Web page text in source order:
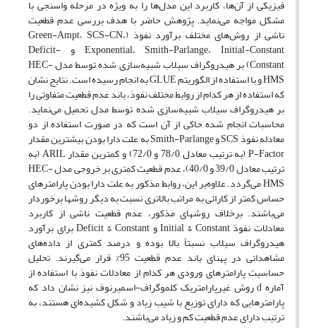
فیزیکی از آن‌ها، کاربرد این مدل‌ها را به ویژه در مرحله واسنجی با
مشکل مواجه می‌نماید. پژوهش حاضر با هدف بررسی عدم ‌قطعیت
ناشی از روش‌های مختلف برآورد نفوذ (Green-Ampt، SCS-CN،
Exponential، Smith-Parlange، Initial-Constant و Deficit-
Constant) بر هیدروگراف سیلاب شبیه‌سازی شده توسط مدل‌ HEC-
HMS و با استفاده از الگوریتم GLUE به انجام رسیده است. نتایج نشان
که استفاده از هر کدام از روابط مختلف نفوذ، باند عدم قطعیت متفاوتی را
بر هیدروگراف سیلاب شبیه‌سازی شده توسط مدل تحمیل می‌نماید.
محاسبات انجام شده حاکی از آن است که در صورت استفاده از دو
معادله نفوذ SCS و Smith-Parlange به علت دارا بودن بیشترین مقدار
P-Factor (به ترتیب معادل 78/0 و 72/0) و کمترین مقدار ARIL (به
ترتیب معادل 39/0 و 40/0)، عدم قطعیت کمتری بر خروجی مدل HEC-
HMS می‌گردد. علاوه‌بر این، روابط مذکور به علت دارا بودن پارامترهای
حساس کمتر از کارائی به مراتب بالاتری نسبت به دیگر روشها برخوردار
می‌باشند. برخلاف روشهای مذکور، عدم قطعیت ناشی از کاربرد
معادلات نفوذ Initial & Constant و Deficit & Constant برای برآورد
هیدروگراف سیلاب نسبتاً بالا بوده و درصد کمتری از داده‌های
مشاهداتی در پهنای باند عدم قطعیت 95% قرار می‌گیرند. تحلیل
حساسیت پارامترهای ورودی هر کدام از معادلات نفوذ با استفاده از
آماره d روش غیرپارامتریک کلموگراف-اسمیرنوف نیز نشان داد که
پارامترهایی که دارای توزیع با شیب زیاد و شکل کشیده‌ای هستند، به
ترتیب دارای عدم قطعیت کم و زیاد می‌باشند.